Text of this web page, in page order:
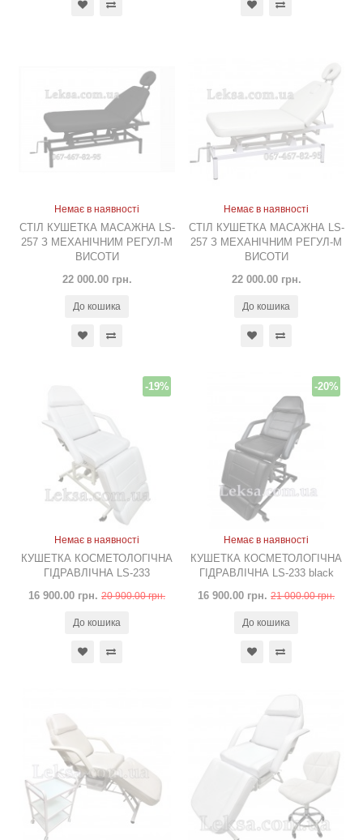
Немає в наявності
СТІЛ КУШЕТКА МАСАЖНА LS-
257 З МЕХАНІЧНИМ РЕГУЛ-М
ВИСОТИ
22 000.00 грн.
До кошика
Немає в наявності
СТІЛ КУШЕТКА МАСАЖНА LS-
257 З МЕХАНІЧНИМ РЕГУЛ-М
ВИСОТИ
22 000.00 грн.
До кошика
Немає в наявності
КУШЕТКА КОСМЕТОЛОГІЧНА
ГІДРАВЛІЧНА LS-233
16 900.00 грн. 20 900.00 грн.
-19%
До кошика
Немає в наявності
КУШЕТКА КОСМЕТОЛОГІЧНА
ГІДРАВЛІЧНА LS-233 black
16 900.00 грн. 21 000.00 грн.
-20%
До кошика